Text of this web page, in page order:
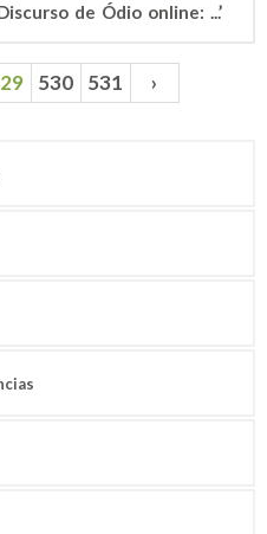
de Ódio online: ...’
530 531 ›